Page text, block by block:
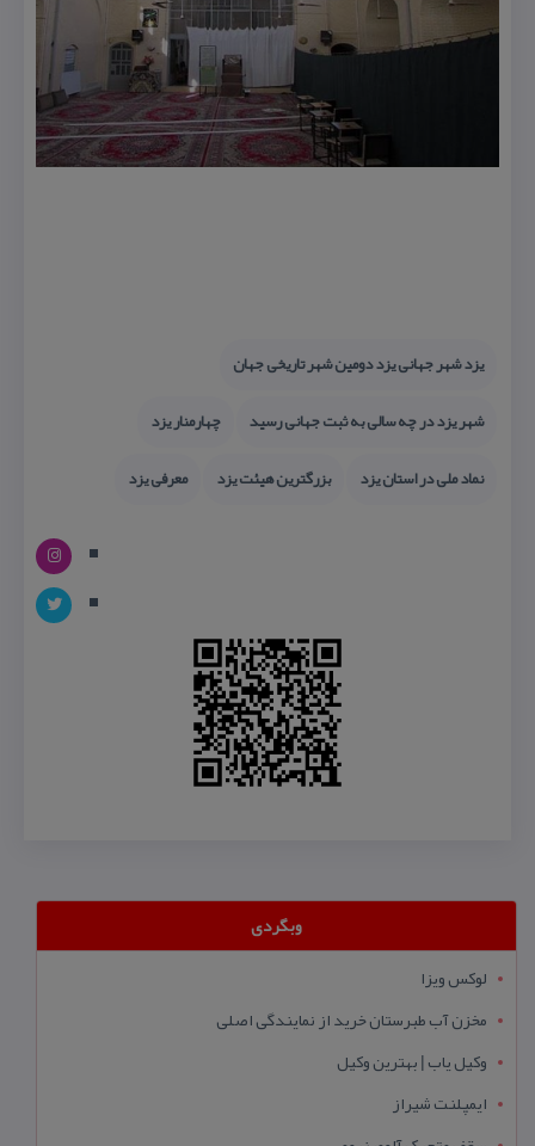
یزد شهر جهانی یزد دومین شهر تاریخی جهان
شهر یزد در چه سالی به ثبت جهانی رسید
چهارمنار یزد
نماد ملی در استان یزد
بزرگترین هیئت یزد معرفی یزد
وبگردی
لوکس ویزا
مخزن آب طبرستان خرید از نمایندگی اصلی
وکیل یاب | بهترین وکیل
ایمپلنت شیراز